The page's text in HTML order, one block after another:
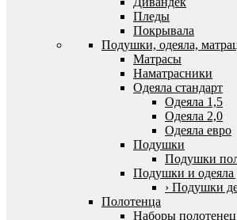
Пледы
Покрывала
Подушки, одеяла,
Матрасы
Наматрасники
Одеяла стандарт
Одеяла 1,5
Одеяла 2,0
Одеяла евро
Подушки
Подушки
Подушки и одеяла
› Подушки
Полотенца
Наборы полотенец